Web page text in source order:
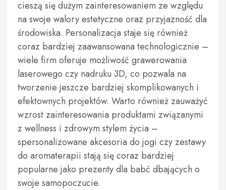
cieszą się dużym zainteresowaniem ze względu
na swoje walory estetyczne oraz przyjazność dla
środowiska. Personalizacja staje się również
coraz bardziej zaawansowana technologicznie –
wiele firm oferuje możliwość grawerowania
laserowego czy nadruku 3D, co pozwala na
tworzenie jeszcze bardziej skomplikowanych i
efektownych projektów. Warto również zauważyć
wzrost zainteresowania produktami związanymi
z wellness i zdrowym stylem życia –
spersonalizowane akcesoria do jogi czy zestawy
do aromaterapii stają się coraz bardziej
popularne jako prezenty dla babć dbających o
swoje samopoczucie.